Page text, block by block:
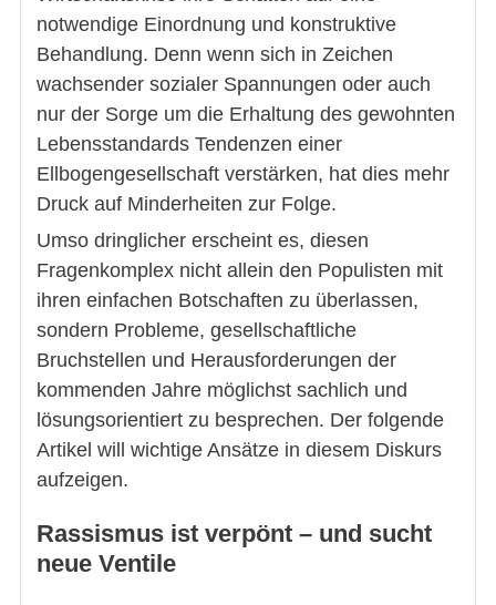
notwendige Einordnung und konstruktive
Behandlung. Denn wenn sich in Zeichen
wachsender sozialer Spannungen oder auch
nur der Sorge um die Erhaltung des gewohnten
Lebensstandards Tendenzen einer
Ellbogengesellschaft verstärken, hat dies mehr
Druck auf Minderheiten zur Folge.
Umso dringlicher erscheint es, diesen
Fragenkomplex nicht allein den Populisten mit
ihren einfachen Botschaften zu überlassen,
sondern Probleme, gesellschaftliche
Bruchstellen und Herausforderungen der
kommenden Jahre möglichst sachlich und
lösungsorientiert zu besprechen. Der folgende
Artikel will wichtige Ansätze in diesem Diskurs
aufzeigen.
Rassismus ist verpönt – und sucht
neue Ventile